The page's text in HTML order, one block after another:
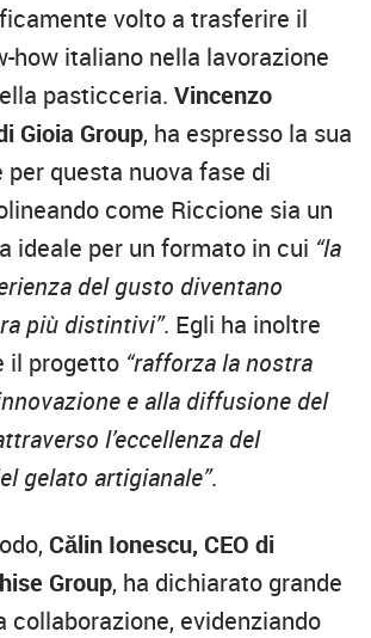
volto a trasferire il
how italiano nella lavorazione
pasticceria. Vincenzo
Gioia Group, ha espresso la sua
questa nuova fase di
come Riccione sia un
ideale per un formato in cui “la
del gusto diventano
più distintivi”. Egli ha inoltre
il progetto “rafforza la nostra
e alla diffusione del
l’eccellenza del
gelato artigianale”.
Călin Ionescu, CEO di
Group, ha dichiarato grande
collaborazione, evidenziando